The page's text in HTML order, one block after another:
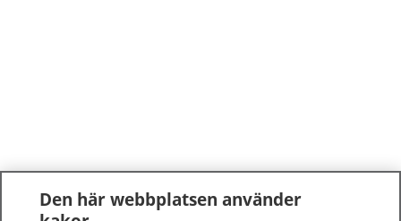
Den här webbplatsen använder